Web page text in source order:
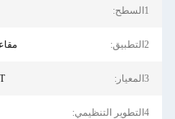
مخلل
مقاعد المطبخ،
5/JIS/GOST